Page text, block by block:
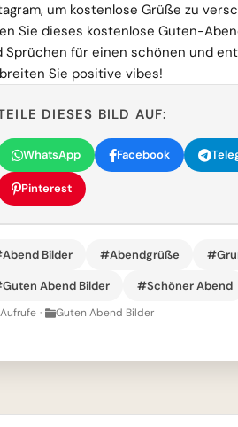
um kostenlose Grüße zu
Sie dieses kostenlose Guten-
Sprüchen für einen schönen und
Sie positive vibes!
DIESES BILD AUF:
WhatsApp Facebook
Pinterest
Bilder #Abendgrüße
Abend Bilder #Schöner Abend
· Guten Abend Bilder